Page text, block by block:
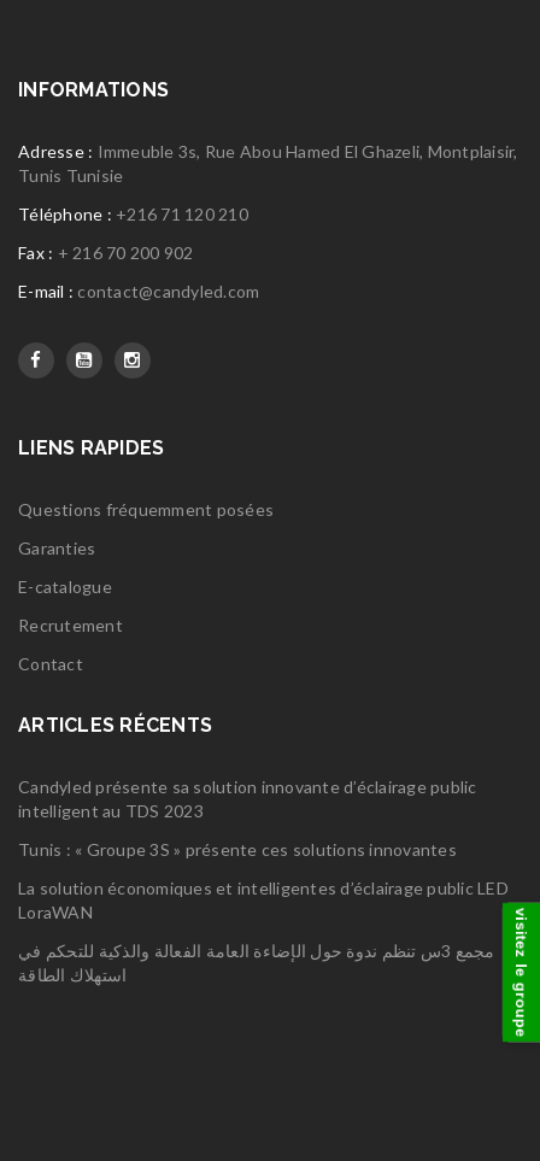
INFORMATIONS
Adresse : Immeuble 3s, Rue Abou Hamed El Ghazeli, Montplaisir,
Tunis Tunisie
Téléphone : +216 71 120 210
Fax : + 216 70 200 902
E-mail : contact@candyled.com
LIENS RAPIDES
Questions fréquemment posées
Garanties
E-catalogue
Recrutement
Contact
ARTICLES RÉCENTS
Candyled présente sa solution innovante d’éclairage public
intelligent au TDS 2023
Tunis : « Groupe 3S » présente ces solutions innovantes
La solution économiques et intelligentes d’éclairage public LED
LoraWAN
مجمع 3س تنظم ندوة حول الإضاءة العامة الفعالة والذكية للتحكم في
استهلاك الطاقة
visitez le groupe